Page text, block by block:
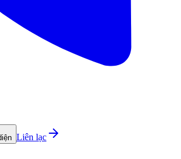
Liên lạc